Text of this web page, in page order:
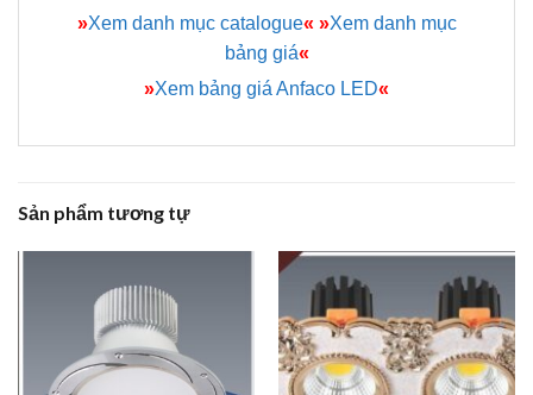
»Xem danh mục catalogue« »Xem danh mục
bảng giá«
»Xem bảng giá Anfaco LED«
Sản phẩm tương tự